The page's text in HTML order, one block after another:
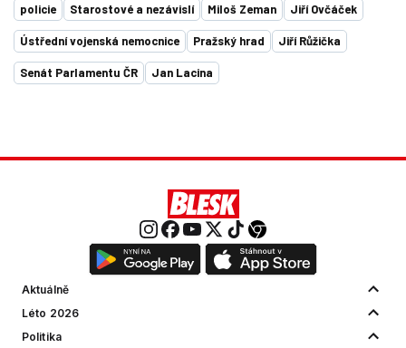
policie Starostové a nezávislí Miloš Zeman Jiří Ovčáček
Ústřední vojenská nemocnice Pražský hrad Jiří Růžička
Senát Parlamentu ČR Jan Lacina
Aktuálně
Léto 2026
Politika